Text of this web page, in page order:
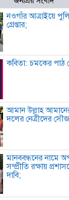
নওগাঁর আত্রাইয়ে
গ্রেপ্তার;
কবিতা: চমকের
আমান উল্লাহ
দলের নেত্রীদের
মানববন্ধনের নামে
সম্প্রীতি রক্ষায়
দাবি;